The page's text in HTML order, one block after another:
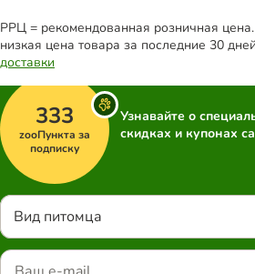
РРЦ = рекомендованная розничная
низкая цена товара за последние 30
доставки
333
zooПункта за
подписку
Узнавайте о
скидках и купонах
Вид питомца